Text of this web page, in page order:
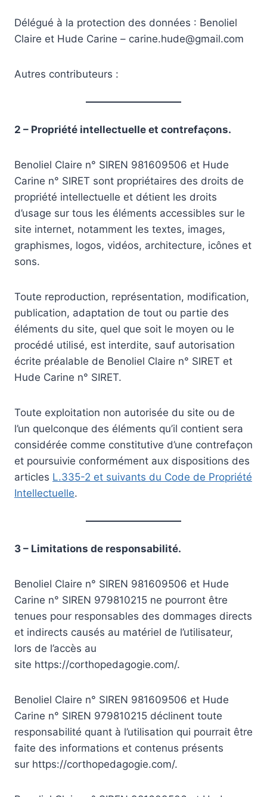
Délégué à la protection des données : Benoliel
Claire et Hude Carine – carine.hude@gmail.com
Autres contributeurs :
2 – Propriété intellectuelle et contrefaçons.
Benoliel Claire n° SIREN 981609506 et Hude
Carine n° SIRET sont propriétaires des droits de
propriété intellectuelle et détient les droits
d’usage sur tous les éléments accessibles sur le
site internet, notamment les textes, images,
graphismes, logos, vidéos, architecture, icônes et
sons.
Toute reproduction, représentation, modification,
publication, adaptation de tout ou partie des
éléments du site, quel que soit le moyen ou le
procédé utilisé, est interdite, sauf autorisation
écrite préalable de Benoliel Claire n° SIRET et
Hude Carine n° SIRET.
Toute exploitation non autorisée du site ou de
l’un quelconque des éléments qu’il contient sera
considérée comme constitutive d’une contrefaçon
et poursuivie conformément aux dispositions des
articles L.335-2 et suivants du Code de Propriété
Intellectuelle.
3 – Limitations de responsabilité.
Benoliel Claire n° SIREN 981609506 et Hude
Carine n° SIREN 979810215 ne pourront être
tenues pour responsables des dommages directs
et indirects causés au matériel de l’utilisateur,
lors de l’accès au
site https://corthopedagogie.com/.
Benoliel Claire n° SIREN 981609506 et Hude
Carine n° SIREN 979810215 déclinent toute
responsabilité quant à l’utilisation qui pourrait être
faite des informations et contenus présents
sur https://corthopedagogie.com/.